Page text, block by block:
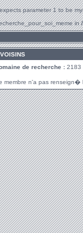
parameter 1 to be
in
VOISINS
de recherche : 2183
membre n'a pas renseign�